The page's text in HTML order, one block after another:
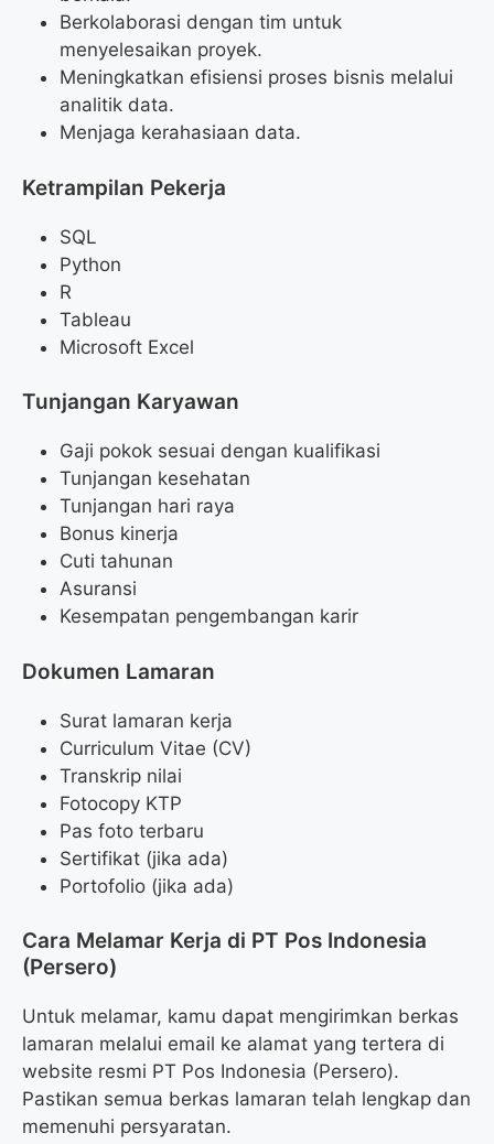
Berkolaborasi dengan tim untuk
menyelesaikan proyek.
Meningkatkan efisiensi proses bisnis melalui
analitik data.
Menjaga kerahasiaan data.
Ketrampilan Pekerja
SQL
Python
R
Tableau
Microsoft Excel
Tunjangan Karyawan
Gaji pokok sesuai dengan kualifikasi
Tunjangan kesehatan
Tunjangan hari raya
Bonus kinerja
Cuti tahunan
Asuransi
Kesempatan pengembangan karir
Dokumen Lamaran
Surat lamaran kerja
Curriculum Vitae (CV)
Transkrip nilai
Fotocopy KTP
Pas foto terbaru
Sertifikat (jika ada)
Portofolio (jika ada)
Cara Melamar Kerja di PT Pos Indonesia
(Persero)
Untuk melamar, kamu dapat mengirimkan berkas
lamaran melalui email ke alamat yang tertera di
website resmi PT Pos Indonesia (Persero).
Pastikan semua berkas lamaran telah lengkap dan
memenuhi persyaratan.